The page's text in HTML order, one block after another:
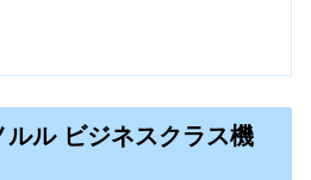
ル ビジネスクラス機